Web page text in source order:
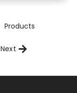
Products
Next